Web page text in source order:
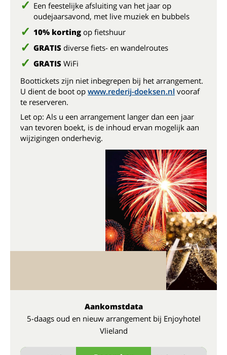
Een feestelijke afsluiting van het jaar op
oudejaarsavond, met live muziek en bubbels
10% korting op fietshuur
GRATIS diverse fiets- en wandelroutes
GRATIS WiFi
Boottickets zijn niet inbegrepen bij het arrangement.
U dient de boot op www.rederij-doeksen.nl vooraf
te reserveren.
Let op: Als u een arrangement langer dan een jaar
van tevoren boekt, is de inhoud ervan mogelijk aan
wijzigingen onderhevig.
Aankomstdata
5-daags oud en nieuw arrangement bij Enjoyhotel
Vlieland